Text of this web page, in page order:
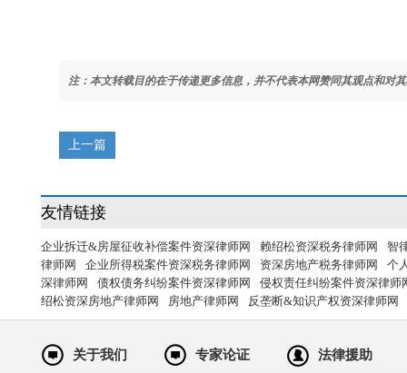
注：本文转载目的在于传递更多信息，并不代表本网赞同其观点和对
上一篇
友情链接
企业拆迁&房屋征收补偿案件资深律师网 赖绍松资深税务律师网
智
律师网
企业所得税案件资深税务律师网 资深房地产税务律师网
个
深律师网
债权债务纠纷案件资深律师网
侵权责任纠纷案件资深律师
绍松资深房地产律师网
房地产律师网 反垄断&知识产权资深律师网
关于我们 专家论证 法律援助